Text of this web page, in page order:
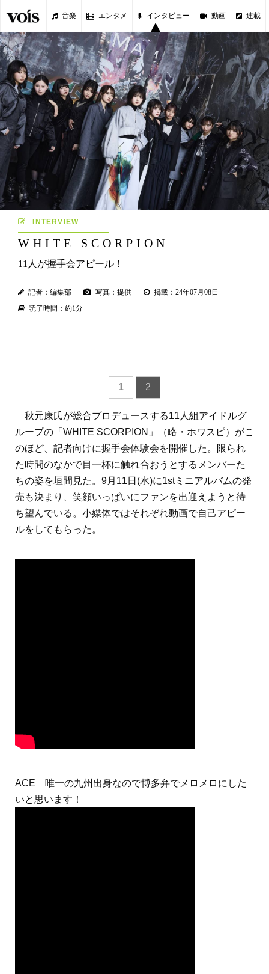
音楽 エンタメ インタビュー 動画 連載
INTERVIEW
WHITE SCORPION
11人が握手会アピール！
記者：編集部 写真：提供
掲載：24年07月08日
読了時間：約1分
1 2
秋元康氏が総合プロデュースする11人組アイドルグ
ループの「WHITE SCORPION」（略・ホワスピ）がこ
のほど、記者向けに握手会体験会を開催した。限られ
た時間のなかで目一杯に触れ合おうとするメンバーた
ちの姿を垣間見た。9月11日(水)に1stミニアルバムの発
売も決まり、笑顔いっぱいにファンを出迎えようと待
ち望んでいる。小媒体ではそれぞれ動画で自己アピー
ルをしてもらった。
ACE 唯一の九州出身なので博多弁でメロメロにした
いと思います！